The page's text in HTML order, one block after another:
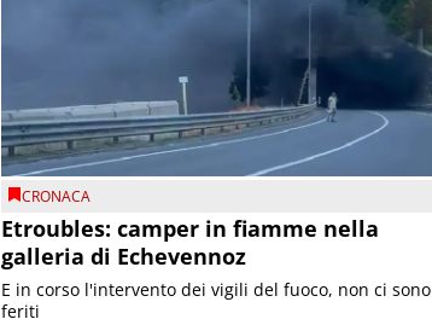
CRONACA
Etroubles: camper in fiamme nella
galleria di Echevennoz
E in corso l'intervento dei vigili del fuoco, non ci sono
feriti